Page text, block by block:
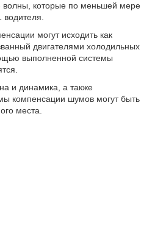
волны, которые по меньшей мере
могут исходить как
двигателями холодильных
выполненной системы
и динамика, а также
компенсации шумов могут быть
места.